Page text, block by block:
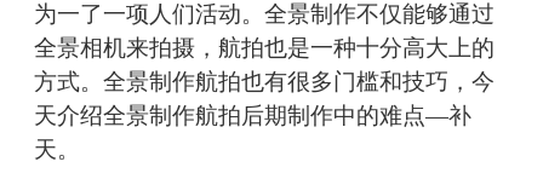
为一了一项人们活动。全景制作不仅能够通过
全景相机来拍摄，航拍也是一种十分高大上的
方式。全景制作航拍也有很多门槛和技巧，今
天介绍全景制作航拍后期制作中的难点—补
天。